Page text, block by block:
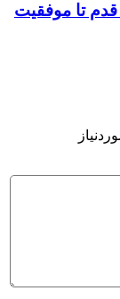
تا موفقیت